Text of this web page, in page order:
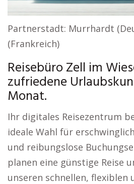
Partnerstadt: Murrhardt
(Frankreich)
Reisebüro Zell im
zufriedene
Monat.
Ihr digitales Reisezentrum
ideale Wahl für
und reibungslose
planen eine günstige Reise
unseren schnellen,